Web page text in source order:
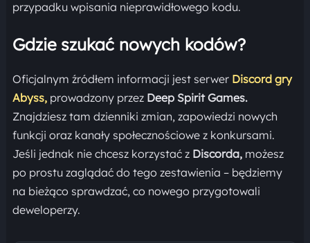
przypadku wpisania nieprawidłowego kodu.
Gdzie szukać nowych kodów?
Oficjalnym źródłem informacji jest serwer Discord gry
Abyss, prowadzony przez Deep Spirit Games.
Znajdziesz tam dzienniki zmian, zapowiedzi nowych
funkcji oraz kanały społecznościowe z konkursami.
Jeśli jednak nie chcesz korzystać z Discorda,możesz
po prostu zaglądać do tego zestawienia – będziemy
na bieżąco sprawdzać, co nowego przygotowali
deweloperzy.